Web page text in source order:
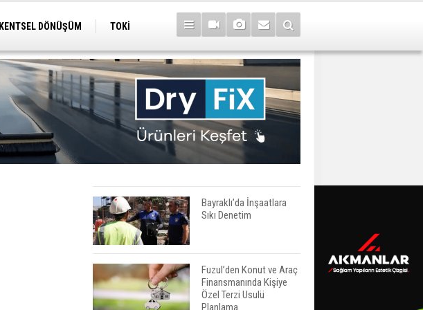
KENTSEL DÖNÜŞÜM
TOKİ
Bayraklı’da İnşaatlara
Sıkı Denetim
Fuzul’den Konut ve Araç
Finansmanında Kişiye
Özel Terzi Usulü
Planlama